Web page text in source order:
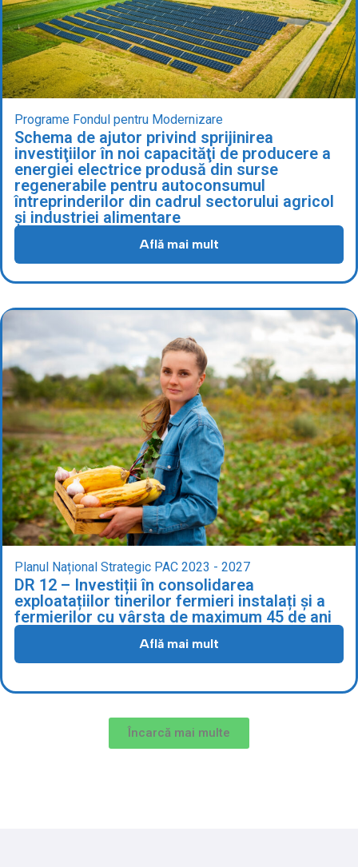
Programe Fondul pentru Modernizare
Schema de ajutor privind sprijinirea
investiţiilor în noi capacităţi de producere a
energiei electrice produsă din surse
regenerabile pentru autoconsumul
întreprinderilor din cadrul sectorului agricol
și industriei alimentare
Află mai mult
Planul Național Strategic PAC 2023 - 2027
DR 12 – Investiții în consolidarea
exploatațiilor tinerilor fermieri instalați și a
fermierilor cu vârsta de maximum 45 de ani
Află mai mult
Încarcă mai multe